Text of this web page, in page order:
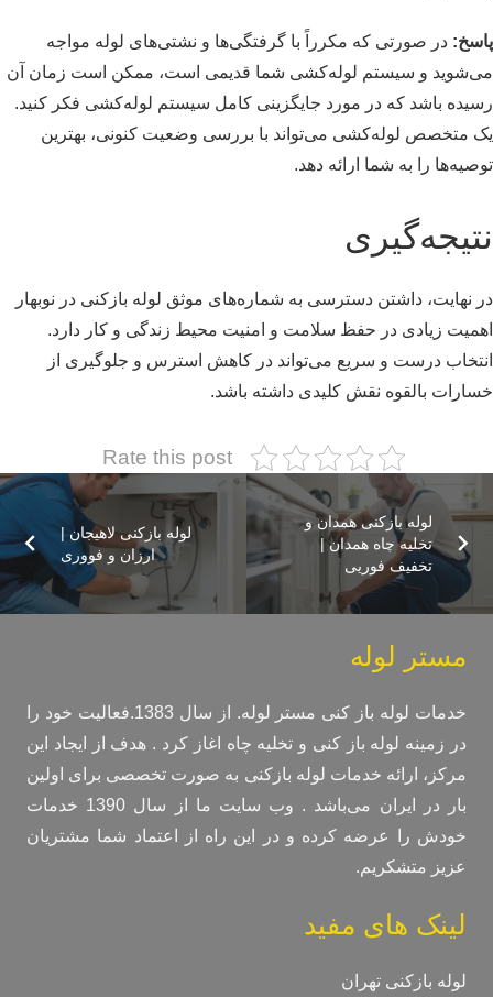
پاسخ: در صورتی که مکرراً با گرفتگی‌ها و نشتی‌های لوله مواجه
می‌شوید و سیستم لوله‌کشی شما قدیمی است، ممکن است زمان آن
رسیده باشد که در مورد جایگزینی کامل سیستم لوله‌کشی فکر کنید.
یک متخصص لوله‌کشی می‌تواند با بررسی وضعیت کنونی، بهترین
توصیه‌ها را به شما ارائه دهد.
نتیجه‌گیری
در نهایت، داشتن دسترسی به شماره‌های موثق لوله بازکنی در نوبهار
اهمیت زیادی در حفظ سلامت و امنیت محیط زندگی و کار دارد.
انتخاب درست و سریع می‌تواند در کاهش استرس و جلوگیری از
خسارات بالقوه نقش کلیدی داشته باشد.
Rate this post
لوله بازکنی لاهیجان |
ارزان و فووری
لوله بازکنی همدان و
تخلیه چاه همدان |
تخفیف فوریی
مستر لوله
خدمات لوله باز کنی مستر لوله. از سال 1383.فعالیت خود را
در زمینه لوله باز کنی و تخلیه چاه اغاز کرد . هدف از ایجاد این
مرکز، ارائه خدمات لوله بازکنی به صورت تخصصی برای اولین
بار در ایران می‌باشد . وب سایت ما از سال 1390 خدمات
خودش را عرضه کرده و در این راه از اعتماد شما مشتریان
عزیز متشکریم.
لینک های مفید
لوله بازکنی تهران